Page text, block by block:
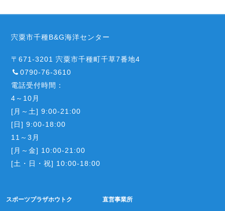
宍粟市千種B&G海洋センター
〒671-3201 宍粟市千種町千草7番地4
0790-76-3610
電話受付時間：
4～10月
[月～土] 9:00-21:00
[日] 9:00-18:00
11～3月
[月～金] 10:00-21:00
[土・日・祝] 10:00-18:00
スポーツプラザホウトク 直営事業所